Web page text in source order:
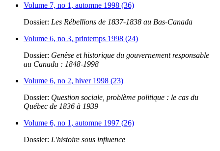
Volume 7, no 1, automne 1998 (36)
Dossier: Les Rébellions de 1837-1838 au Bas-Canada
Volume 6, no 3, printemps 1998 (24)
Dossier: Genèse et historique du gouvernement responsable
au Canada : 1848-1998
Volume 6, no 2, hiver 1998 (23)
Dossier: Question sociale, problème politique : le cas du
Québec de 1836 à 1939
Volume 6, no 1, automne 1997 (26)
Dossier: L'histoire sous influence